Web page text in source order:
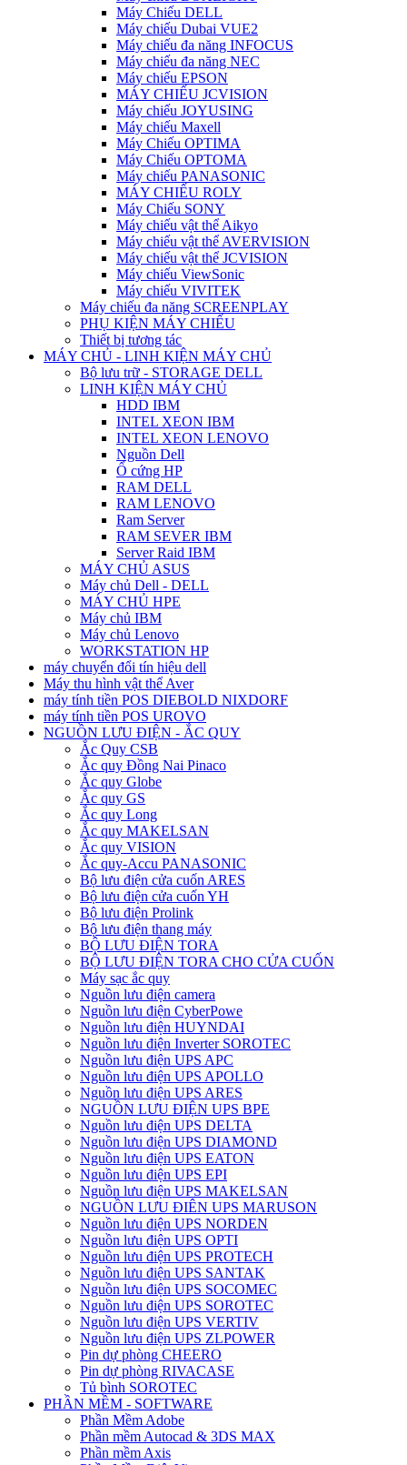
Máy Chiếu DELL
Máy chiếu Dubai VUE2
Máy chiếu đa năng INFOCUS
Máy chiếu đa năng NEC
Máy chiếu EPSON
MÁY CHIẾU JCVISION
Máy chiếu JOYUSING
Máy chiếu Maxell
Máy Chiếu OPTIMA
Máy Chiếu OPTOMA
Máy chiếu PANASONIC
MÁY CHIẾU ROLY
Máy Chiếu SONY
Máy chiếu vật thể Aikyo
Máy chiếu vật thể AVERVISION
Máy chiếu vật thể JCVISION
Máy chiếu ViewSonic
Máy chiếu VIVITEK
Máy chiếu đa năng SCREENPLAY
PHỤ KIỆN MÁY CHIẾU
Thiết bị tương tác
MÁY CHỦ - LINH KIỆN MÁY CHỦ
Bộ lưu trữ - STORAGE DELL
LINH KIỆN MÁY CHỦ
HDD IBM
INTEL XEON IBM
INTEL XEON LENOVO
Nguồn Dell
Ổ cứng HP
RAM DELL
RAM LENOVO
Ram Server
RAM SEVER IBM
Server Raid IBM
MÁY CHỦ ASUS
Máy chủ Dell - DELL
MÁY CHỦ HPE
Máy chủ IBM
Máy chủ Lenovo
WORKSTATION HP
máy chuyển đổi tín hiệu dell
Máy thu hình vật thể Aver
máy tính tiền POS DIEBOLD NIXDORF
máy tính tiền POS UROVO
NGUỒN LƯU ĐIỆN - ẮC QUY
Ắc Quy CSB
Ắc quy Đồng Nai Pinaco
Ắc quy Globe
Ắc quy GS
Ắc quy Long
Ắc quy MAKELSAN
Ắc quy VISION
Ắc quy-Accu PANASONIC
Bộ lưu điện cửa cuốn ARES
Bộ lưu điện cửa cuốn YH
Bộ lưu điện Prolink
Bộ lưu điện thang máy
BỘ LƯU ĐIỆN TORA
BỘ LƯU ĐIỆN TORA CHO CỬA CUỐN
Máy sạc ắc quy
Nguồn lưu điện camera
Nguồn lưu điện CyberPowe
Nguồn lưu điện HUYNDAI
Nguồn lưu điện Inverter SOROTEC
Nguồn lưu điện UPS APC
Nguồn lưu điện UPS APOLLO
Nguồn lưu điện UPS ARES
NGUỒN LƯU ĐIỆN UPS BPE
Nguồn lưu điện UPS DELTA
Nguồn lưu điện UPS DIAMOND
Nguồn lưu điện UPS EATON
Nguồn lưu điện UPS EPI
Nguồn lưu điện UPS MAKELSAN
NGUỒN LƯU ĐIÊN UPS MARUSON
Nguồn lưu điện UPS NORDEN
Nguồn lưu điện UPS OPTI
Nguồn lưu điện UPS PROTECH
Nguồn lưu điện UPS SANTAK
Nguồn lưu điện UPS SOCOMEC
Nguồn lưu điện UPS SOROTEC
Nguồn lưu điện UPS VERTIV
Nguồn lưu điện UPS ZLPOWER
Pin dự phòng CHEERO
Pin dự phòng RIVACASE
Tủ bình SOROTEC
PHẦN MỀM - SOFTWARE
Phần Mềm Adobe
Phần mềm Autocad & 3DS MAX
Phần mềm Axis